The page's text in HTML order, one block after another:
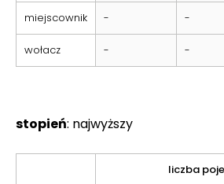
miejscownik - -
wołacz - -
stopień: najwyższy
liczba